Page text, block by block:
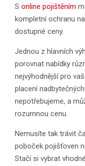
S online pojištěním
kompletní ochranu
dostupné ceny.
Jednou z hlavních
porovnat nabídky
nejvýhodnější pro
placení
nepotřebujeme, a
rozumnou cenu.
Nemusíte tak trávit
poboček pojišťoven
Stačí si vybrat